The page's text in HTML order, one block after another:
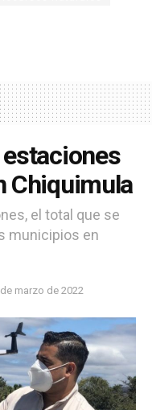
Chiquimula
el total que se
municipios en
marzo de 2022